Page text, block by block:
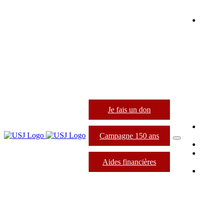
Je fais un don
Campagne 150 ans
Aides financières